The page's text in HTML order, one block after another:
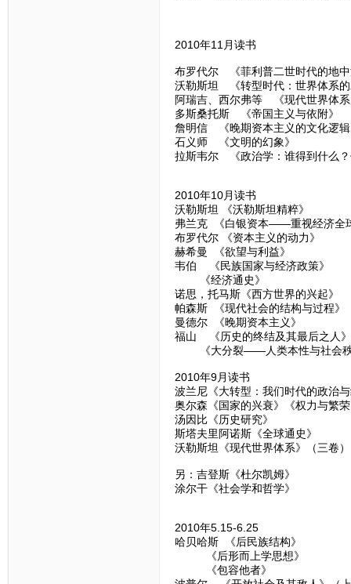
2010年11月读书
布罗代尔 《菲利普二世时代的地
沃勒斯坦 《转型时代：世界体系
阿瑞吉、西尔弗等 《现代世界体
多斯桑托斯 《帝国主义与依附》
詹明信 《晚期资本主义的文化逻
石义师 《文明的幻象》
拉斯韦尔 《政治学：谁得到什么
2010年10月读书
沃勒斯坦 《沃勒斯坦精粹》
弗兰克 《白银资本——重视经济全
布罗代尔 《资本主义的动力》
赫希曼 《欲望与利益》
韦伯 《民族国家与经济政策》
《经济通史》
诺思，托马斯《西方世界的兴起》
帕森斯 《现代社会的结构与过程》
曼德尔 《晚期资本主义》
福山 《历史的终结及其最后之人》
《大分裂——人类本性与社会秩
2010年9月读书
波兰尼《大转型：我们时代的政治
奥尔森《国家的兴衰》《权力与繁
汤因比《历史研究》
斯塔夫里阿诺斯《全球通史》
沃勒斯坦《现代世界体系》（三卷
另：吉登斯《杜尔凯姆》
涂尔干《社会学和哲学》
2010年5.15-6.25
哈贝哈斯 《后民族结构》
《后形而上学思想》
《包容他者》